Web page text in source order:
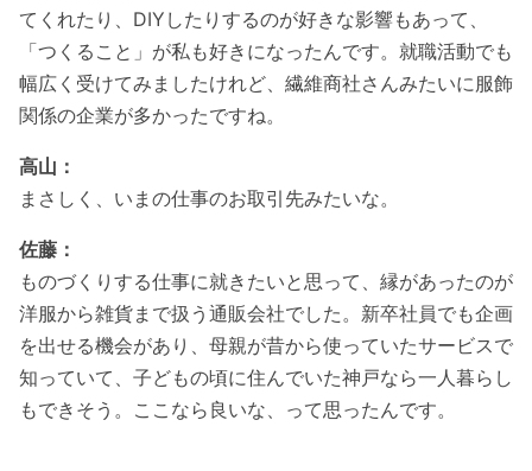
てくれたり、DIYしたりするのが好きな影響もあって、
「つくること」が私も好きになったんです。就職活動でも
幅広く受けてみましたけれど、繊維商社さんみたいに服飾
関係の企業が多かったですね。
高山：
まさしく、いまの仕事のお取引先みたいな。
佐藤：
ものづくりする仕事に就きたいと思って、縁があったのが
洋服から雑貨まで扱う通販会社でした。新卒社員でも企画
を出せる機会があり、母親が昔から使っていたサービスで
知っていて、子どもの頃に住んでいた神戸なら一人暮らし
もできそう。ここなら良いな、って思ったんです。